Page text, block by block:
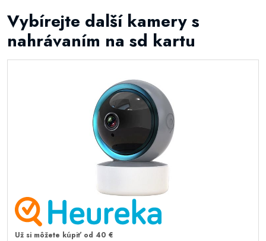
Vybírejte další kamery s
nahrávaním na sd kartu
Už si môžete kúpiť od 40 €